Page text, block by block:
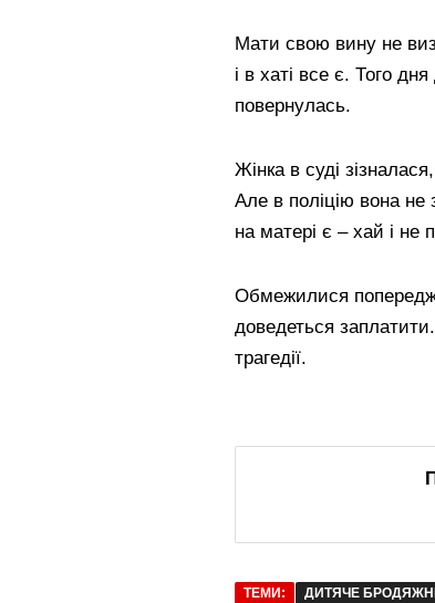
Мати свою вину не
і в хаті все є. Того
повернулась.
Жінка в суді
Але в поліцію вона не
на матері є – хай і не
Обмежилися
доведеться
трагедії.
ТЕМИ: ДИТЯЧЕ